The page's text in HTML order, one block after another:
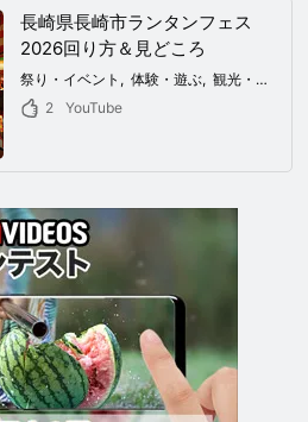
長崎県長崎市ランタンフェス
2026回り方＆見どころ
祭り・イベント 体験・遊ぶ
観光・旅行
2
YouTube